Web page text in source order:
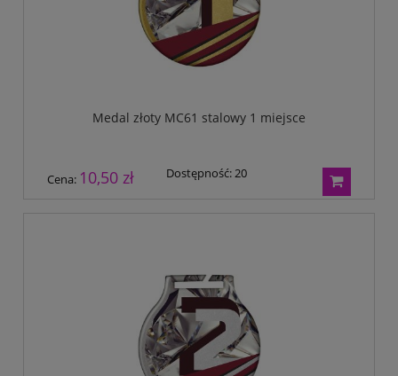
Medal złoty MC61 stalowy 1 miejsce
Cena: 10,50 zł Dostępność:20